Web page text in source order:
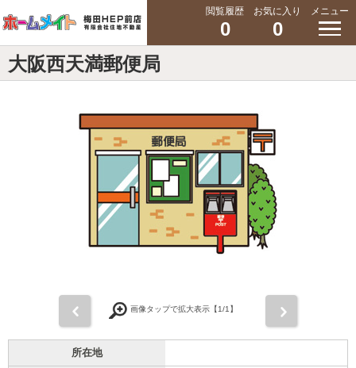
閲覧履歴
0
お気に入り
0
メニュー
大阪西天満郵便局
画像タップで拡大表示【1/1】
所在地